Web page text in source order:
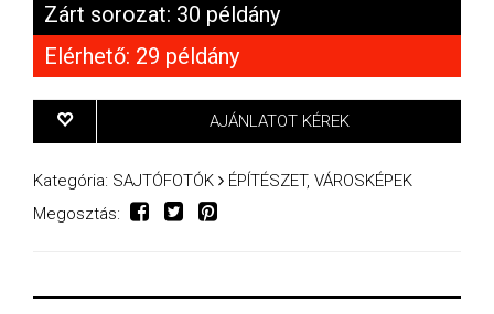
Zárt sorozat: 30 példány
Elérhető: 29 példány
AJÁNLATOT KÉREK
Kategória: SAJTÓFOTÓK
ÉPÍTÉSZET, VÁROSKÉPEK
Megosztás: